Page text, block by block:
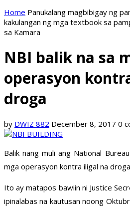
Home Panukalang magbibigay ng
kakulangan ng mga textbook sa
sa Kamara
NBI balik na sa
operasyon
droga
by DWIZ 882 December 8, 2017 0
Balik nang muli ang National
mga operasyon kontra iligal na
Ito ay matapos bawiin ni Justice
ipinalabas na kautusan noong